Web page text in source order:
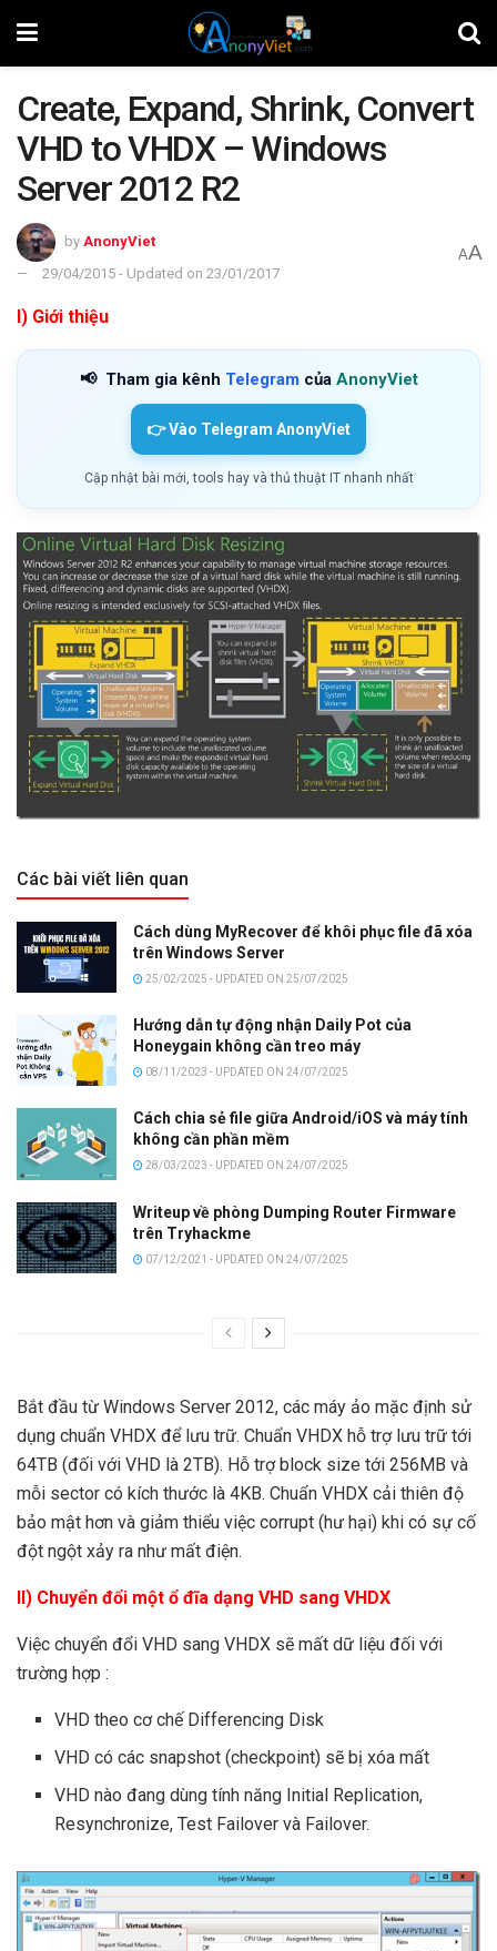
Create, Expand, Shrink, Convert
VHD to VHDX – Windows
Server 2012 R2
by AnonyViet
29/04/2015 - Updated on 23/01/2017
AA
I) Giới thiệu
📢 Tham gia kênh Telegram của AnonyViet
👉 Vào Telegram AnonyViet
Cập nhật bài mới, tools hay và thủ thuật IT nhanh nhất
Các bài viết liên quan
Cách dùng MyRecover để khôi phục file đã xóa
trên Windows Server
25/02/2025 - UPDATED ON 25/07/2025
Hướng dẫn tự động nhận Daily Pot của
Honeygain không cần treo máy
08/11/2023 - UPDATED ON 24/07/2025
Cách chia sẻ file giữa Android/iOS và máy tính
không cần phần mềm
28/03/2023 - UPDATED ON 24/07/2025
Writeup về phòng Dumping Router Firmware
trên Tryhackme
07/12/2021 - UPDATED ON 24/07/2025
Bắt đầu từ Windows Server 2012, các máy ảo mặc định sử
dụng chuẩn VHDX để lưu trữ. Chuẩn VHDX hỗ trợ lưu trữ tới
64TB (đối với VHD là 2TB). Hỗ trợ block size tới 256MB và
mỗi sector có kích thước là 4KB. Chuẩn VHDX cải thiên độ
bảo mật hơn và giảm thiểu việc corrupt (hư hại) khi có sự cố
đột ngột xảy ra như mất điện.
II) Chuyển đổi một ổ đĩa dạng VHD sang VHDX
Việc chuyển đổi VHD sang VHDX sẽ mất dữ liệu đối với
trường hợp :
VHD theo cơ chế Differencing Disk
VHD có các snapshot (checkpoint) sẽ bị xóa mất
VHD nào đang dùng tính năng Initial Replication,
Resynchronize, Test Failover và Failover.